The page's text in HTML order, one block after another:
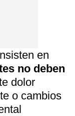
en
no deben
dolor
o cambios